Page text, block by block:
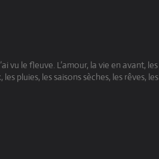
vu le fleuve. L’amour, la vie en avant, les
pluies, les saisons sèches, les rêves, les